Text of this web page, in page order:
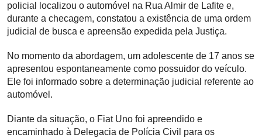
policial localizou o automóvel na Rua Almir de Lafite e,
durante a checagem, constatou a existência de uma ordem
judicial de busca e apreensão expedida pela Justiça.
No momento da abordagem, um adolescente de 17 anos se
apresentou espontaneamente como possuidor do veículo.
Ele foi informado sobre a determinação judicial referente ao
automóvel.
Diante da situação, o Fiat Uno foi apreendido e
encaminhado à Delegacia de Polícia Civil para os